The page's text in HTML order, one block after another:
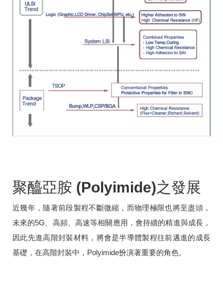
聚醯亞胺 (Polyimide)之發展
近幾年，隨著前段製程不斷微縮，而物理極限也將至盡頭，
未來的5G、高頻、高速等相關應用，會持續的精進與成長，
因此先進高階封裝材料，將會是半導體製程往前邁進的成長
基礎，在高階封裝中，Polyimide扮演著重要的角色。